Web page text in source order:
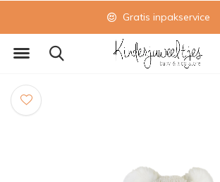
Gratis inpakservice